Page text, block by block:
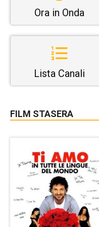
Ora in Onda
Lista Canali
FILM STASERA